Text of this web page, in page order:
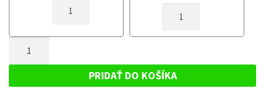
DOJAZDOVÉ
PEUGEOT
2004-
135/80R16
DOJAZDOVÉ
2004-
2011
PEUGEOT
PRIDAŤ DO KOŠÍKA